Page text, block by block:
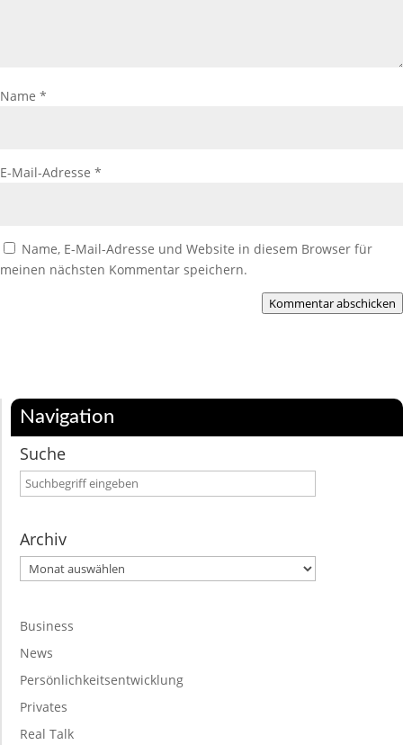
Name *
E-Mail-Adresse *
Name, E-Mail-Adresse und Website in diesem Browser für
meinen nächsten Kommentar speichern.
Kommentar abschicken
Navigation
Suche
Archiv
Archiv
Business
News
Persönlichkeitsentwicklung
Privates
Real Talk